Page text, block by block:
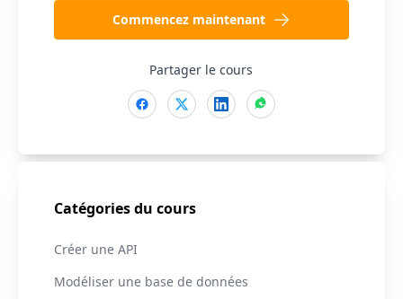
Commencez maintenant
Partager le cours
Catégories du cours
Créer une API
Modéliser une base de données